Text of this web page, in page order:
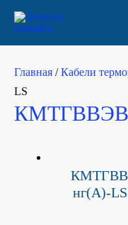
Перейти
содержимому
Главная /Кабели
LS
КМТГВВЭВ
нг(A)-